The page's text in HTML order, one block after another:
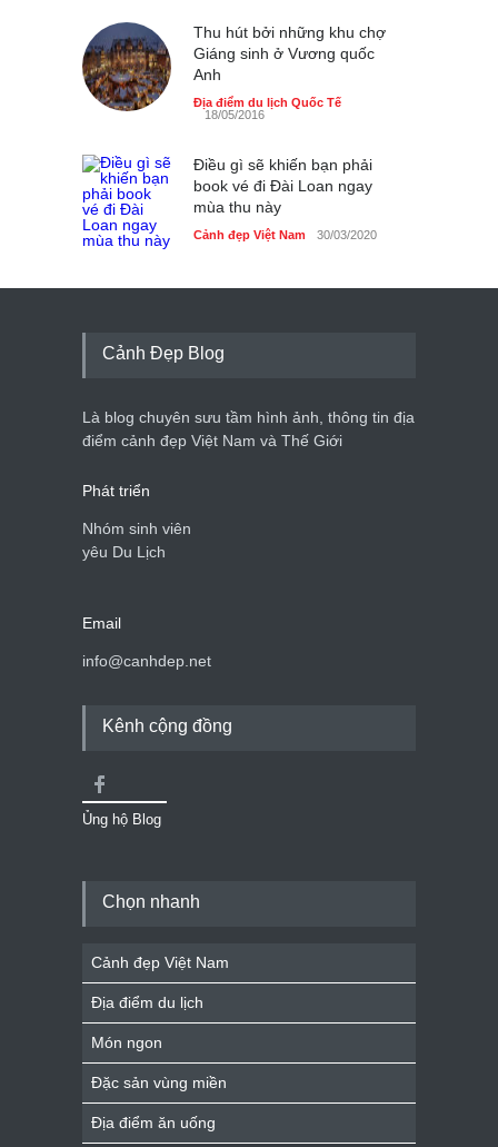
Thu hút bởi những khu chợ
Giáng sinh ở Vương quốc
Anh
Địa điểm du lịch Quốc Tế
18/05/2016
Điều gì sẽ khiến bạn phải
book vé đi Đài Loan ngay
mùa thu này
Cảnh đẹp Việt Nam 30/03/2020
Cảnh Đẹp Blog
Là blog chuyên sưu tầm hình ảnh, thông tin địa
điểm cảnh đẹp Việt Nam và Thế Giới
Phát triển
Nhóm sinh viên
yêu Du Lịch
Email
info@canhdep.net
Kênh cộng đồng
Ủng hộ Blog
Chọn nhanh
Cảnh đẹp Việt Nam
Địa điểm du lịch
Món ngon
Đặc sản vùng miền
Địa điểm ăn uống